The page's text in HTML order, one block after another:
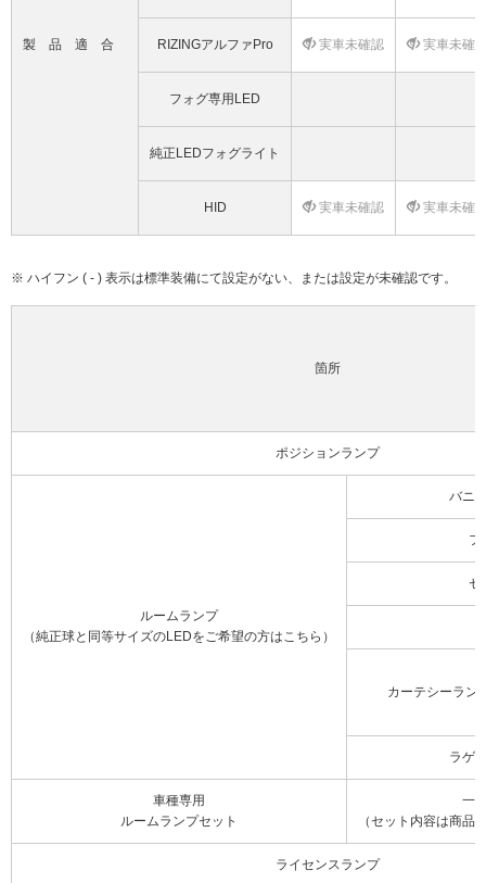
製品適合 RIZINGアルファPro 実車未確認 実車未確
フォグ専用LED
純正LEDフォグライト
HID 実車未確認 実車未確
※ ハイフン ( - ) 表示は標準装備にて設定がない、または設定が未確認です。
箇所
ポジションランプ
ルームランプ
（純正球と同等サイズのLEDをご希望の方はこちら）
バニ
フ
セ
カーテシーラン
ラゲ
車種専用
ルームランプセット
一
（セット内容は商品
ライセンスランプ